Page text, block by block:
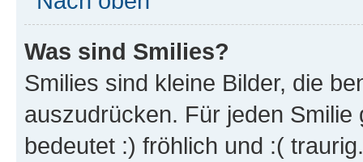
Was sind Smilies?
Smilies sind kleine Bilder, die
auszudrücken. Für jeden
bedeutet :) fröhlich und :(